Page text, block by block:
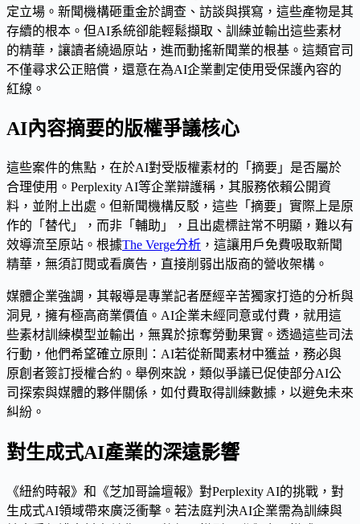
定立場。新聞機構砸重金於調查、訪談與撰寫，這些產物是其
存續的根本。但AI系統卻能輕鬆擷取、訓練並輸出這些素材
的精華，讓讀者繞過原站，進而動搖新聞業的根基。這類官司
不僅尋求公正賠償，還意在為AI企業劃定使用受保護內容的
紅線。
AI內容摘要的版權爭議核心
這些案件的焦點，在於AI對受版權素材的「摘要」是否屬於
合理使用。Perplexity AI等企業辯護稱，其服務依賴公開資
料，並附上出處。但新聞機構反駁，這些「摘要」實際上是原
作的「替代」，而非「輔助」，且出處標註常不明顯，難以有
效導流至原站。根據The Verge分析 ，這讓用戶免費吸取新聞
精華，無須訂閱或看廣告，直接削弱出版商的營收架構。
媒體企業強調，其報導是專業記者歷經辛苦獨家打造的分析與
洞見，擁有極高商業價值。AI企業未經同意或付費，就用這
些素材訓練模型並輸出，無異於掠奪勞動果實。透過這些司法
行動，他們希望確立原則：AI若從新聞素材中獲益，務必與
原創者簽訂授權合約。舉例來說，類似爭議已促使部分AI公
司探索與媒體的夥伴關係，如付費取得訓練數據，以避免未來
糾紛。
對生成式AI產業的深遠影響
《紐約時報》和《芝加哥論壇報》對Perplexity AI的挑戰，對
生成式AI領域帶來廣泛衝擊。若法庭判決AI企業需為訓練與